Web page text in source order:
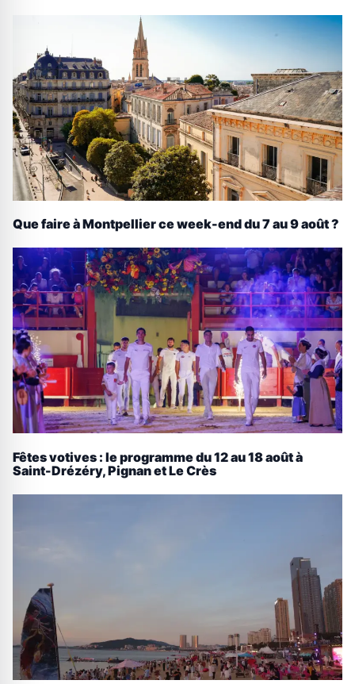
Que faire à Montpellier ce week-end du 7 au 9 août ?
Fêtes votives : le programme du 12 au 18 août à
Saint-Drézéry, Pignan et Le Crès